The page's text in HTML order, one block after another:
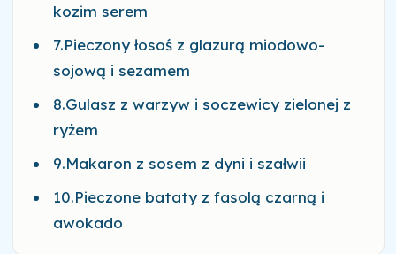
kozim serem
7.Pieczony łosoś z glazurą miodowo-
sojową i sezamem
8.Gulasz z warzyw i soczewicy zielonej z
ryżem
9.Makaron z sosem z dyni i szałwii
10.Pieczone bataty z fasolą czarną i
awokado